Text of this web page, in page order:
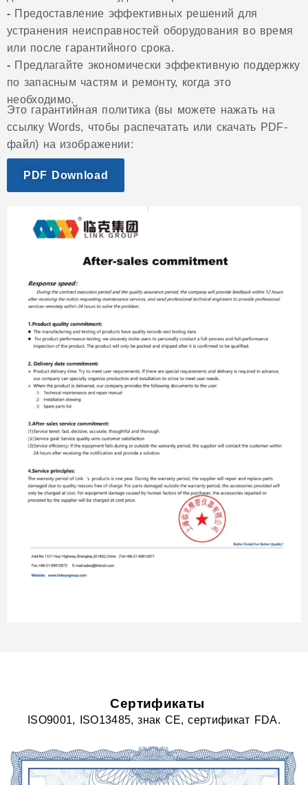
- Предоставление эффективных решений для
устранения неисправностей оборудования во время
или после гарантийного срока.
- Предлагайте экономически эффективную поддержку
по запасным частям и ремонту, когда это
необходимо.
Это гарантийная политика (вы можете нажать на
ссылку Words, чтобы распечатать или скачать PDF-
файл) на изображении:
PDF Download
Сертификаты
ISO9001, ISO13485, знак CE, сертификат FDA.